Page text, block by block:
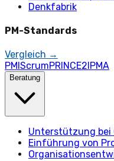
Denkfabrik
PM-Standards
Vergleich →
PMIScrumPRINCE2IPMA
Beratung
Unterstützung bei
Einführung von